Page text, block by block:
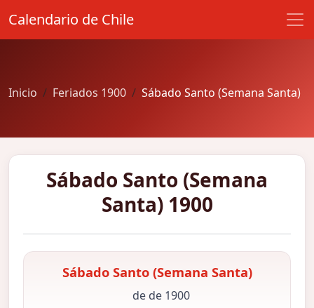
Calendario de Chile
Inicio Feriados 1900 Sábado Santo (Semana Santa)
Sábado Santo (Semana
Santa) 1900
Sábado Santo (Semana Santa)
de de 1900